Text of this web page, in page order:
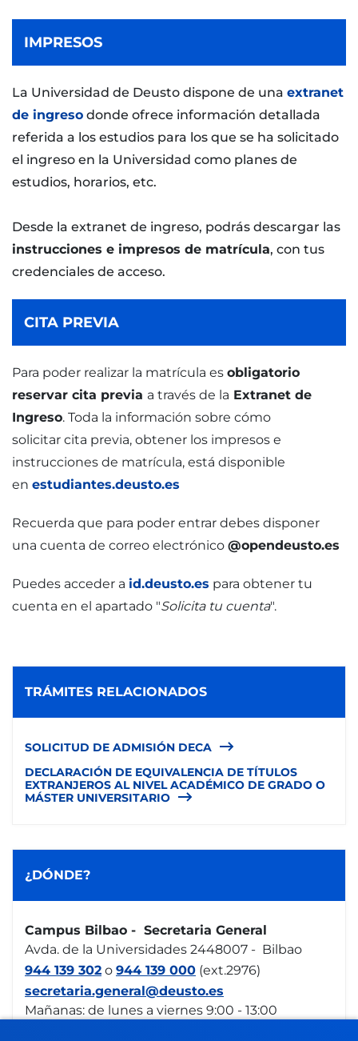
IMPRESOS
La Universidad de Deusto dispone de una extranet
de ingreso donde ofrece información detallada
referida a los estudios para los que se ha solicitado
el ingreso en la Universidad como planes de
estudios, horarios, etc.
Desde la extranet de ingreso, podrás descargar las
instrucciones e impresos de matrícula, con tus
credenciales de acceso.
CITA PREVIA
Para poder realizar la matrícula es obligatorio
reservar cita previa a través de la Extranet de
Ingreso. Toda la información sobre cómo
solicitar cita previa, obtener los impresos e
instrucciones de matrícula, está disponible
en estudiantes.deusto.es
Recuerda que para poder entrar debes disponer
una cuenta de correo electrónico @opendeusto.es
Puedes acceder a id.deusto.es para obtener tu
cuenta en el apartado "Solicita tu cuenta".
TRÁMITES RELACIONADOS
SOLICITUD DE ADMISIÓN DECA
DECLARACIÓN DE EQUIVALENCIA DE TÍTULOS
EXTRANJEROS AL NIVEL ACADÉMICO DE GRADO O
MÁSTER UNIVERSITARIO
¿DÓNDE?
Campus Bilbao - Secretaria General
Avda. de la Universidades 2448007 - Bilbao
944 139 302 o 944 139 000 (ext.2976)
secretaria.general@deusto.es
Mañanas: de lunes a viernes 9:00 - 13:00